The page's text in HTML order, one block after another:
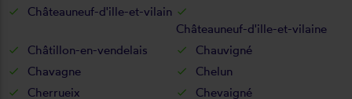
Châteauneuf-d'ille-et-vilain
Châteauneuf-d'ille-et-vilaine
Châtillon-en-vendelais
Chauvigné
Chavagne
Chelun
Cherrueix
Chevaigné